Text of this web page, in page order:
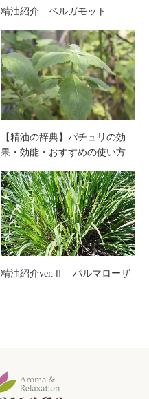
精油紹介 ベルガモット
【精油の辞典】パチュリの効
果・効能・おすすめの使い方
精油紹介ver.Ⅱ パルマローザ